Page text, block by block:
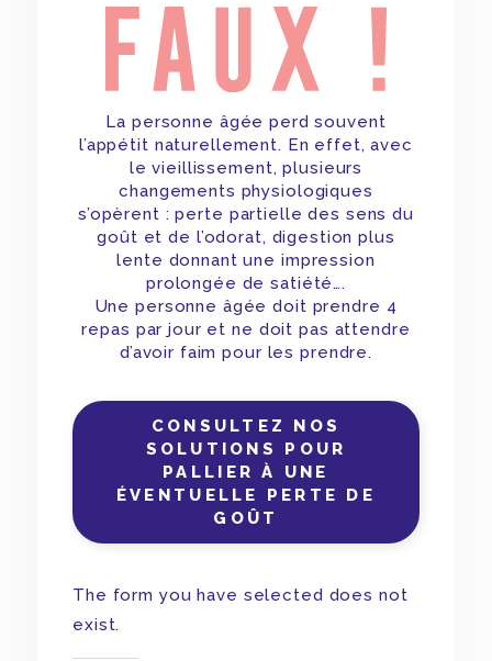
La personne âgée perd souvent
l’appétit naturellement. En effet, avec
le vieillissement, plusieurs
changements physiologiques
s’opèrent : perte partielle des sens du
goût et de l’odorat, digestion plus
lente donnant une impression
prolongée de satiété….
Une personne âgée doit prendre 4
repas par jour et ne doit pas attendre
d’avoir faim pour les prendre.
CONSULTEZ NOS
SOLUTIONS POUR
PALLIER À UNE
ÉVENTUELLE PERTE DE
GOÛT
The form you have selected does not
exist.